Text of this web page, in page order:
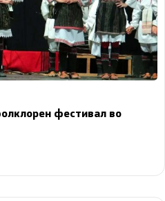
фестивал во